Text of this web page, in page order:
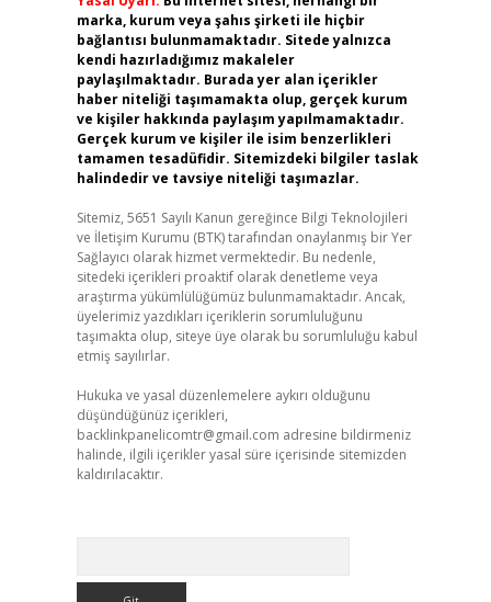
marka, kurum veya şahıs şirketi ile hiçbir
bağlantısı bulunmamaktadır. Sitede yalnızca
kendi hazırladığımız makaleler
paylaşılmaktadır. Burada yer alan içerikler
haber niteliği taşımamakta olup, gerçek kurum
ve kişiler hakkında paylaşım yapılmamaktadır.
Gerçek kurum ve kişiler ile isim benzerlikleri
tamamen tesadüfidir. Sitemizdeki bilgiler taslak
halindedir ve tavsiye niteliği taşımazlar.
Sitemiz, 5651 Sayılı Kanun gereğince Bilgi Teknolojileri
ve İletişim Kurumu (BTK) tarafından onaylanmış bir Yer
Sağlayıcı olarak hizmet vermektedir. Bu nedenle,
sitedeki içerikleri proaktif olarak denetleme veya
araştırma yükümlülüğümüz bulunmamaktadır. Ancak,
üyelerimiz yazdıkları içeriklerin sorumluluğunu
taşımakta olup, siteye üye olarak bu sorumluluğu kabul
etmiş sayılırlar.
Hukuka ve yasal düzenlemelere aykırı olduğunu
düşündüğünüz içerikleri,
backlinkpanelicomtr@gmail.com adresine bildirmeniz
halinde, ilgili içerikler yasal süre içerisinde sitemizden
kaldırılacaktır.